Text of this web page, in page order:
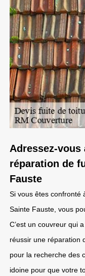
Adressez-vous
réparation de
Fauste
Si vous êtes confronté
Sainte Fauste, vous
C’est un couvreur qui
réussir une réparation
pour la recherche des
idoine pour que votre